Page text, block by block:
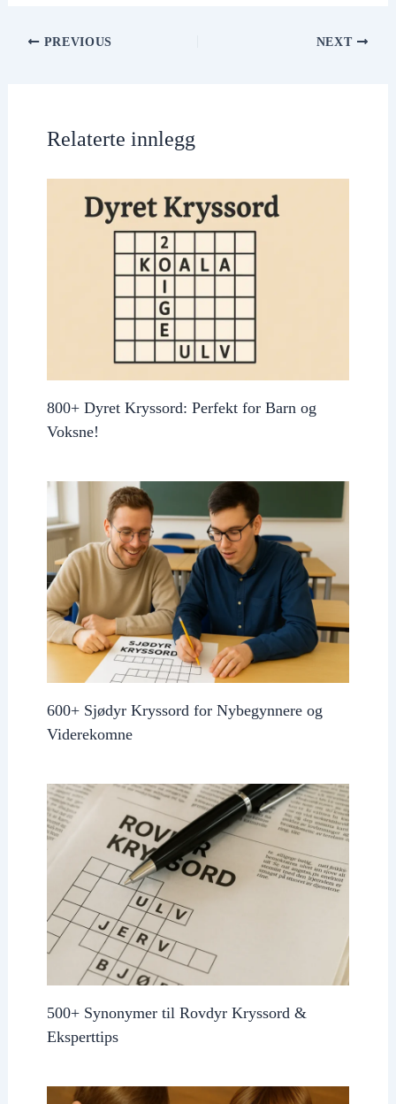
PREVIOUS NEXT
Relaterte innlegg
800+ Dyret Kryssord: Perfekt for Barn og
Voksne!
600+ Sjødyr Kryssord for Nybegynnere og
Viderekomne
500+ Synonymer til Rovdyr Kryssord &
Eksperttips